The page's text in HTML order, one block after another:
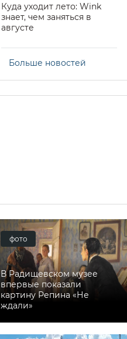
Куда уходит лето: Wink
знает, чем заняться в
августе
Больше новостей
фото
В Радищевском музее
впервые показали
картину Репина «Не
ждали»